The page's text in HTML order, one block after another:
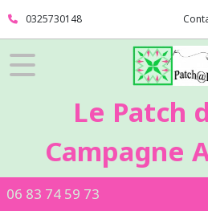
0325730148
Le Patch
Campagne
06 83 74 59 73